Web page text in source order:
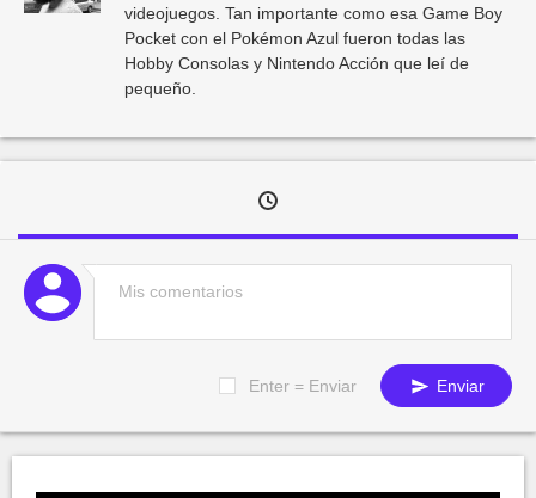
videojuegos. Tan importante como esa Game Boy
Pocket con el Pokémon Azul fueron todas las
Hobby Consolas y Nintendo Acción que leí de
pequeño.
Enter = Enviar Enviar